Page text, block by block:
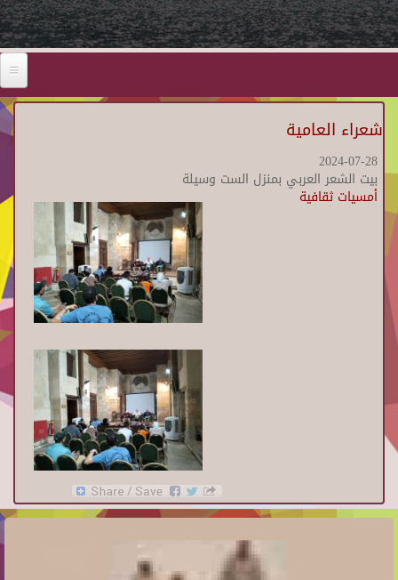
شعراء العامية
2024-07-28
بيت الشعر العربي بمنزل الست وسيلة
أمسيات ثقافية